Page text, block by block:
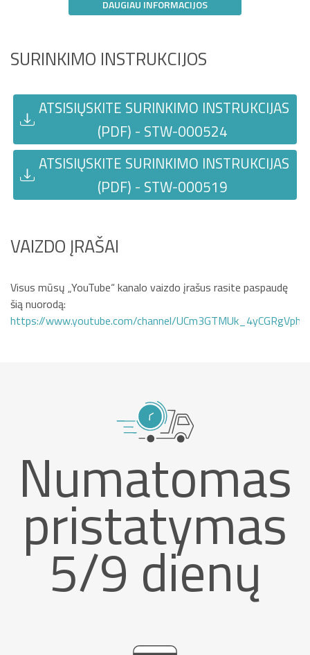
DAUGIAU INFORMACIJOS
SURINKIMO INSTRUKCIJOS
ATSISIŲSKITE SURINKIMO INSTRUKCIJAS
(PDF) - STW-000524
ATSISIŲSKITE SURINKIMO INSTRUKCIJAS
(PDF) - STW-000519
VAIZDO ĮRAŠAI
Visus mūsų „YouTube“ kanalo vaizdo įrašus rasite paspaudę
šią nuorodą:
https://www.youtube.com/channel/
Numatomas
pristatymas
5/9 dienų